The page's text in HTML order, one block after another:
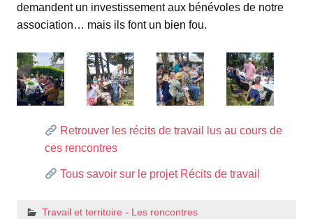
demandent un investissement aux bénévoles de notre
association… mais ils font un bien fou.
Retrouver les récits de travail lus au cours de
ces rencontres
Tous savoir sur le projet Récits de travail
Travail et territoire - Les rencontres